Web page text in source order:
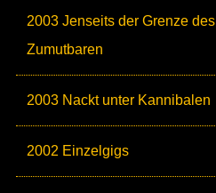
2003 Jenseits der Grenze des
Zumutbaren
2003 Nackt unter Kannibalen
2002 Einzelgigs